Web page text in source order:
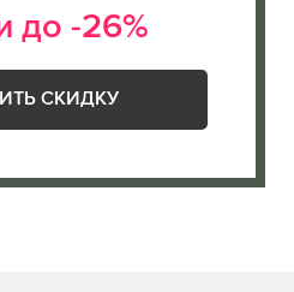
до -26%
СКИДКУ